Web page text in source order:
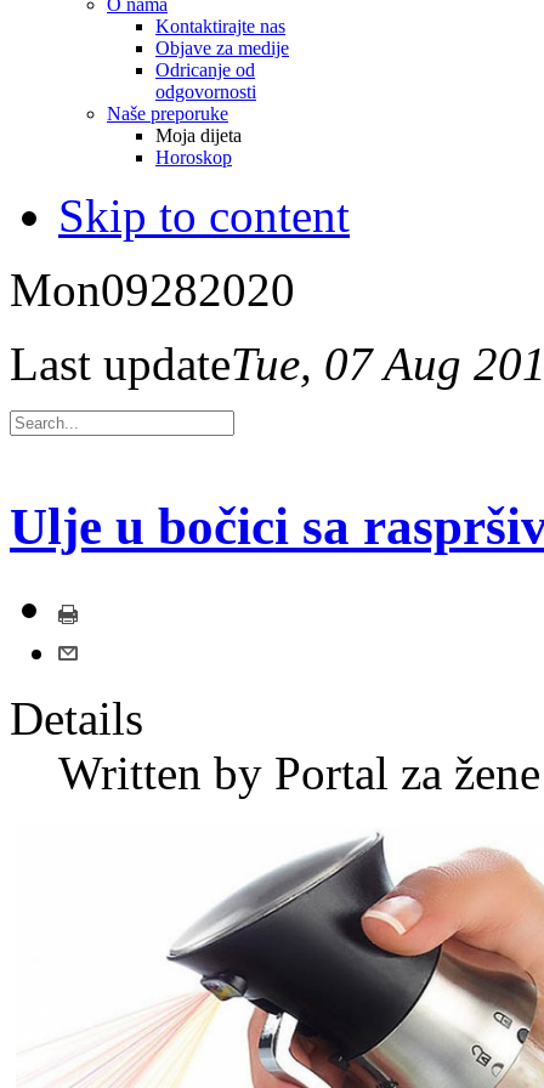
Kontaktirajte nas
Objave za medije
Odricanje od
odgovornosti
Naše preporuke
Moja dijeta
Horoskop
Skip to content
Mon09282020
Last updateTue, 07 Aug
Ulje u bočici sa
Details
Written by Portal za žene